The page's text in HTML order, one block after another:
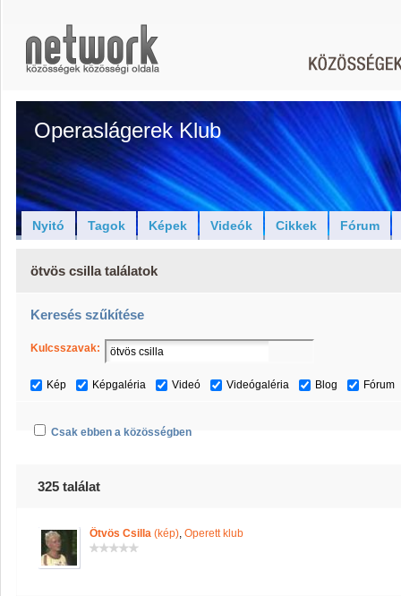
Operaslágerek Klub
Nyitó Tagok Képek Videók Cikkek Fórum
ötvös csilla találatok
Keresés szűkítése
Kulcsszavak:
Kép Képgaléria Videó Videógaléria Blog Fórum
Csak ebben a közösségben
325 találat
Ötvös Csilla (kép), Operett klub